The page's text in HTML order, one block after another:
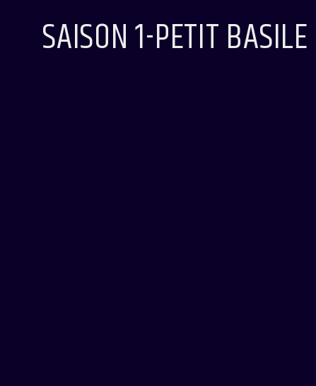
SAISON 1-PETIT BASILE